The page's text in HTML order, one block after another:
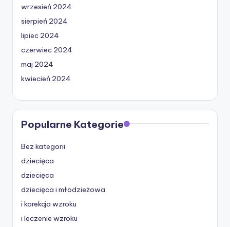
wrzesień 2024
sierpień 2024
lipiec 2024
czerwiec 2024
maj 2024
kwiecień 2024
Popularne Kategorie
Bez kategorii
dziecięca
dziecięca
dziecięca i młodzieżowa
i korekcja wzroku
i leczenie wzroku